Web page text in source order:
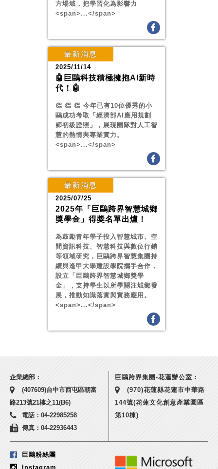
方場域，把學習化為影響力
<span>...</span>
最新消息
2025/11/14
🤖巨鷗科技積極擁抱AI新時
代！🤖
👏 👏 👏 今年已有10位優秀的小
鷗成功考取「經濟部AI應用規劃
師初級證照」，展現團隊對人工智
慧的熱情與專業實力。
<span>...</span>
最新消息
2025/07/25
2025年「巨鷗跨界智慧城鄉
獎學金」得獎名單出爐！
為鼓勵青年學子投入智慧城市、空
間資訊科技、智慧科技與數位行銷
等領域研究，巨鷗跨界智慧集團持
續與逢甲大學建設學院攜手合作，
設立「巨鷗跨界智慧城鄉獎學
金」，支持學生以所學關注城鄉發
展，推動知識落實與實務應用。
<span>...</span>
企業總部：
(407609)台中市西屯區朝富
路213號21樓之11(B6)
電話：04-22985258
傳真：04-22936443
巨鷗跨界集團-花蓮辦公室：
(970)花蓮縣花蓮市中華路
144號(花蓮文化創意產業園區
第10棟)
巨鷗粉絲團
Instagram